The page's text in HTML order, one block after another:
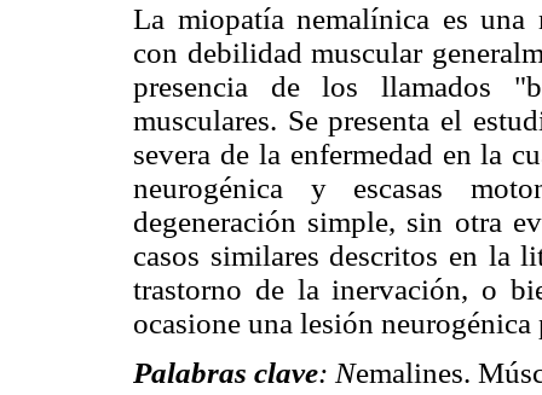
La miopatía nemalínica es una
con debilidad muscular
presencia de los llamados
musculares. Se presenta el
severa de la enfermedad en la
neurogénica y escasas
degeneración simple, sin otra
casos similares descritos en la
trastorno de la inervación, o
ocasione una lesión
Palabras clave: Nemalines.